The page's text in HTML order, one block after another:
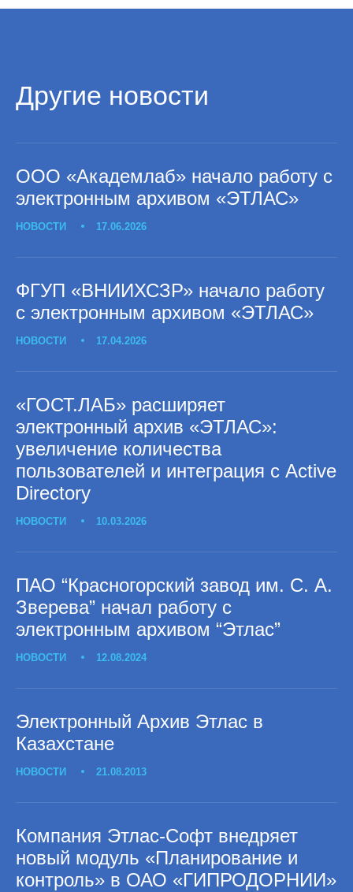
Другие новости
ООО «Академлаб» начало работу с
электронным архивом «ЭТЛАС»
НОВОСТИ 17.06.2026
ФГУП «ВНИИХСЗР» начало работу
с электронным архивом «ЭТЛАС»
НОВОСТИ 17.04.2026
«ГОСТ.ЛАБ» расширяет
электронный архив «ЭТЛАС»:
увеличение количества
пользователей и интеграция с Active
Directory
НОВОСТИ 10.03.2026
ПАО “Красногорский завод им. С. А.
Зверева” начал работу с
электронным архивом “Этлас”
НОВОСТИ 12.08.2024
Электронный Архив Этлас в
Казахстане
НОВОСТИ 21.08.2013
Компания Этлас-Софт внедряет
новый модуль «Планирование и
контроль» в ОАО «ГИПРОДОРНИИ»